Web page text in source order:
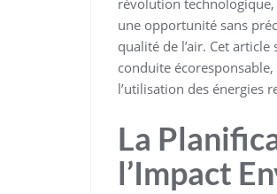
révolution technologique,
une opportunité sans
qualité de l’air. Cet
conduite
l’utilisation des énergies
La
l’Impact